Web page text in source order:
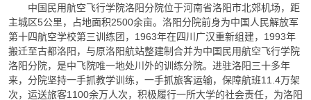
中国民用航空飞行学院洛阳分院位于河南省洛阳市北郊机场，距
主城区5公里，占地面积2500余亩。洛阳分院前身为中国人民解放军
第十四航空学校第三训练团，1963年在四川广汉重新组建，1993年
搬迁至古都洛阳，与原洛阳航站整建制合并为中国民用航空飞行学院
洛阳分院，是中飞院唯一地处川外的训练分院。进驻洛阳三十多年
来，分院坚持一手抓教学训练，一手抓旅客运输，保障航班11.4万架
次，运送旅客1100余万人次，积极履行一所大学的社会责任，为洛阳